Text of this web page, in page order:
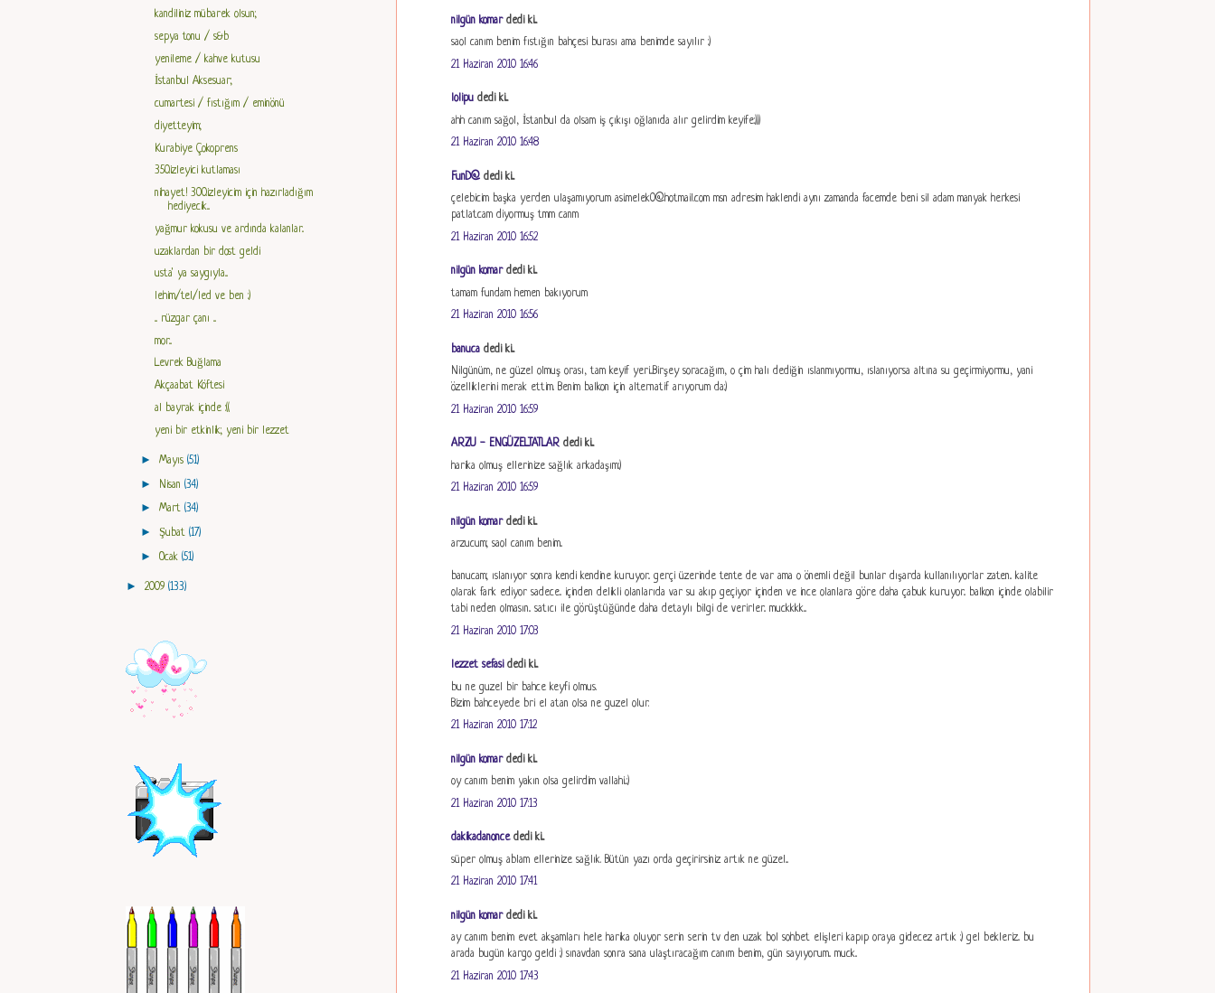
nilgün komardedi ki...
saol canım benim fıstığın bahçesi burası ama benimde sayılır :)
21 Haziran 2010 16:46
lolipu dedi ki...
ahh canım sağol, İstanbul da olsam iş çıkışı oğlanıda alır gelirdim keyife:)))
21 Haziran 2010 16:48
FunD@ dedi ki...
çelebicim başka yerden ulaşamıyorum asi.melek0@hotmail.com msn adresim haklendi aynı zamanda facemde beni sil adam manyak herkesi
patlatcam diyormuş tmm canm
21 Haziran 2010 16:52
nilgün komardedi ki...
tamam fundam hemen bakıyorum
21 Haziran 2010 16:56
banuca dedi ki...
Nilgünüm, ne güzel olmuş orası, tam keyif yeri...Birşey soracağım, o çim halı dediğin ıslanmıyormu, ıslanıyorsa altına su geçirmiyormu, yani
özelliklerini merak ettim. Benim balkon için alternatif arıyorum da:)
21 Haziran 2010 16:59
ARZU - ENGÜZELTATLAR dedi ki...
harika olmuş ellerinize sağlık arkadaşım:)
21 Haziran 2010 16:59
nilgün komardedi ki...
arzucum; saol canım benim..
banucam; ıslanıyor sonra kendi kendine kuruyor.. gerçi üzerinde tente de var ama o önemli değil bunlar dışarda kullanılıyorlar zaten.. kalite
olarak fark ediyor sadece.. içinden delikli olanlarıda var su akıp geçiyor içinden ve ince olanlara göre daha çabuk kuruyor.. balkon içinde olabilir
tabi neden olmasın.. satıcı ile görüştüğünde daha detaylı bilgi de verirler.. muckkkk...
21 Haziran 2010 17:03
lezzet sefasidedi ki...
bu ne guzel bir bahce keyfi olmus.
Bizim bahceyede bri el atan olsa ne guzel olur.
21 Haziran 2010 17:12
nilgün komardedi ki...
oy canım benim yakın olsa gelirdim vallahi..:)
21 Haziran 2010 17:13
dakikadanoncededi ki...
süper olmuş ablam ellerinize sağlık. Bütün yazı orda geçirirsiniz artık ne güzel...
21 Haziran 2010 17:41
nilgün komardedi ki...
ay canım benim evet akşamları hele harika oluyor serin serin tv den uzak bol sohbet elişleri kapıp oraya gidecez artık :) gel bekleriz.. bu
arada bugün kargo geldi :) sınavdan sonra sana ulaştıracağım canım benim, gün sayıyorum.. muck..
21 Haziran 2010 17:43
kandiliniz mübarek olsun;
sepya tonu / s&b
yenileme / kahve kutusu
İstanbul Aksesuar;
cumartesi / fıstığım / eminönü
diyetteyim;
Kurabiye Çokoprens
350.izleyici kutlaması
nihayet! 300.izleyicim için hazırladığım
hediyecik...
yağmur kokusu ve ardında kalanlar..
uzaklardan bir dost geldi
usta' ya saygıyla...
lehim/tel/led ve ben :)
... rüzgar çanı ...
mor...
Levrek Buğlama
Akçaabat Köftesi
al bayrak içinde :((
yeni bir etkinlik; yeni bir lezzet
► Mayıs (51)
► Nisan (34)
► Mart (34)
► Şubat (17)
► Ocak (51)
► 2009 (133)